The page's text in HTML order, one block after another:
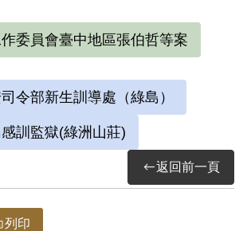
方法顛覆政府而著手實行，係
及同案被告李炳崑等之供述為
決對「商人支部」組織之性
散發之傳單內容均詳予查證敘
有散發傳單之行為，亦難認已
法之方法顛覆政府而著手實行
經促轉會公告撤銷判決處分。
委員會臺中地區張伯哲等案
令部新生訓導處（綠島）
訓監獄(綠洲山莊)
返回前一頁
列印